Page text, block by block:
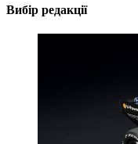
Вибір редакції